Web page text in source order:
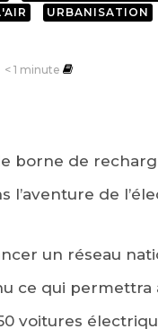
URBANISATION
< 1 minute
borne de
l’aventure de
un réseau
ce qui
voitures